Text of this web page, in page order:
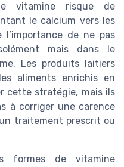
vitamine risque de
le calcium vers les
de ne pas
mais dans le
Les produits laitiers
aliments enrichis en
cette stratégie, mais ils
à corriger une carence
traitement prescrit ou
formes de vitamine